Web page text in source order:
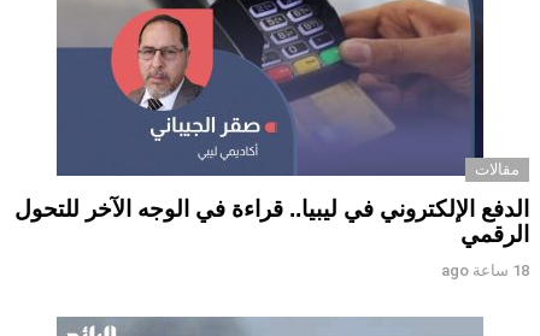
مقالات
الدفع الإلكتروني في ليبيا.. قراءة في الوجه الآخر للتحول
الرقمي ‏
18 ساعة ago